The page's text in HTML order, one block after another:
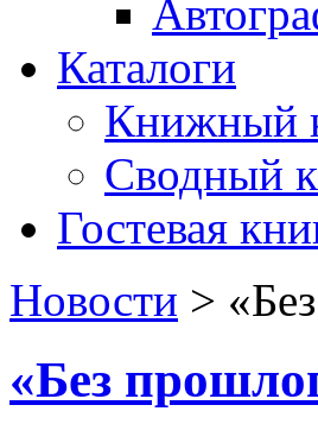
Каталоги
Книжный
Сводный
Гостевая
Новости >
«Без